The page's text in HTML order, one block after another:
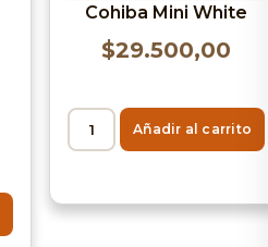
Cohiba Mini White
$29.500,00
Añadir al carrito